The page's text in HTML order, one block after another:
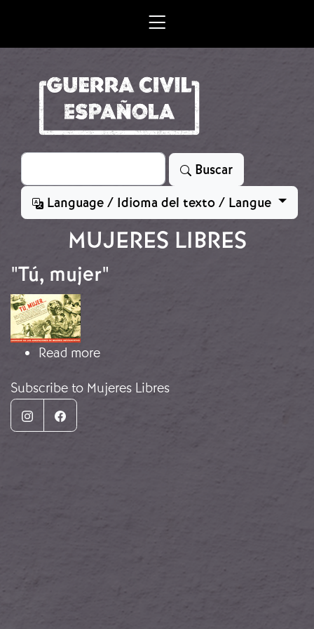
Search
Buscar
Language / Idioma del texto / Langue
MUJERES LIBRES
"Tú, mujer"
Image
Read moreabout "Tú, mujer"
Subscribe to Mujeres Libres
InstagramFacebook